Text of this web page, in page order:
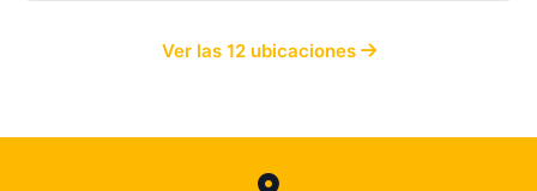
Ver las 12 ubicaciones